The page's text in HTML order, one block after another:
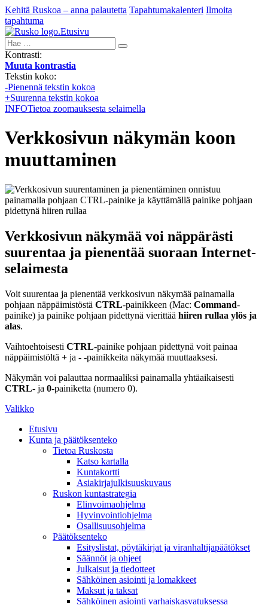
Kehitä Ruskoa – anna palautetta Tapahtumakalenteri Ilmoita
tapahtuma
Etusivu
Hae:
Kontrasti:
Muuta kontrastia
Tekstin koko:
-Pienennä tekstin kokoa
+Suurenna tekstin kokoa
INFOTietoa zoomauksesta selaimella
Verkkosivun näkymän koon
muuttaminen
Verkkosivun näkymää voi näppärästi
suurentaa ja pienentää suoraan Internet-
selaimesta
Voit suurentaa ja pienentää verkkosivun näkymää painamalla
pohjaan näppäimistöstä CTRL-painikkeen (Mac: Command-
painike) ja painike pohjaan pidettynä vierittää hiiren rullaa ylös ja
alas.
Vaihtoehtoisesti CTRL-painike pohjaan pidettynä voit painaa
näppäimistöltä + ja - -painikkeita näkymää muuttaaksesi.
Näkymän voi palauttaa normaaliksi painamalla yhtäaikaisesti
CTRL- ja 0-painiketta (numero 0).
Valikko
Etusivu
Kunta ja päätöksenteko
Tietoa Ruskosta
Katso kartalla
Kuntakortti
Asiakirjajulkisuuskuvaus
Ruskon kuntastrategia
Elinvoimaohjelma
Hyvinvointiohjelma
Osallisuusohjelma
Päätöksenteko
Esityslistat, pöytäkirjat ja viranhaltijapäätökset
Säännöt ja ohjeet
Julkaisut ja tiedotteet
Sähköinen asiointi ja lomakkeet
Maksut ja taksat
Sähköinen asiointi varhaiskasvatuksessa